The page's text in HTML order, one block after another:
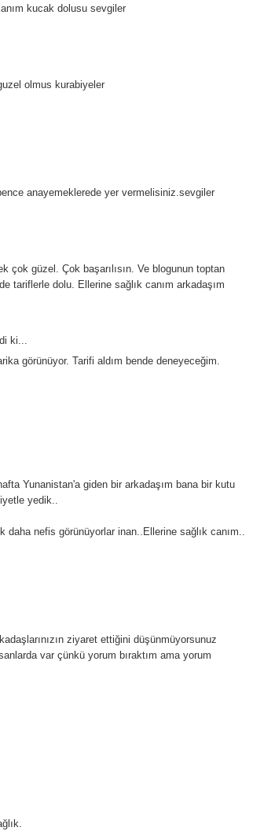
kucak dolusu sevgiler
olmus kurabiyeler
anayemeklerede yer vermelisiniz.sevgiler
çok güzel. Çok başarılısın. Ve blogunun toptan
tariflerle dolu. Ellerine sağlık canım arkadaşım
ki...
görünüyor. Tarifi aldım bende deneyeceğim.
Yunanistan'a giden bir arkadaşım bana bir kutu
yedik..
daha nefis görünüyorlar inan..Ellerine sağlık canım..
ziyaret ettiğini düşünmüyorsunuz
var çünkü yorum bıraktım ama yorum